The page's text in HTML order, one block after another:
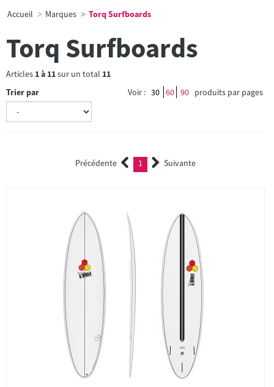
Accueil Marques Torq Surfboards
Torq Surfboards
Articles 1à 11sur un total 11
Trier par
Voir : 30 60 90 produits par pages
Précédente 1 (current)Suivante